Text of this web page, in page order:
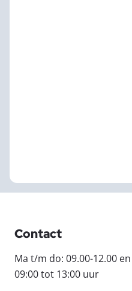
Contact
Ma t/m do: 09.00-12.00
09:00 tot 13:00 uur